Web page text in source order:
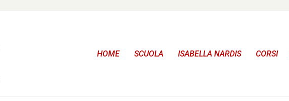
HOME SCUOLA ISABELLA NARDIS CORSI